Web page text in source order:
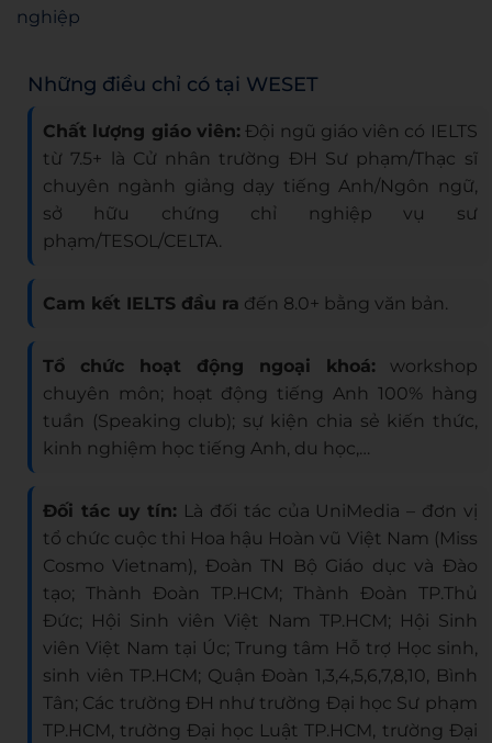
nghiệp
Những điều chỉ có tại WESET
Chất lượng giáo viên:Đội ngũ giáo viên có IELTS
từ 7.5+ là Cử nhân trường ĐH Sư phạm/Thạc sĩ
chuyên ngành giảng dạy tiếng Anh/Ngôn ngữ,
sở hữu chứng chỉ nghiệp vụ sư
phạm/TESOL/CELTA.
Cam kết IELTS đầu ra đến 8.0+ bằng văn bản.
Tổ chức hoạt động ngoại khoá:workshop
chuyên môn; hoạt động tiếng Anh 100% hàng
tuần (Speaking club); sự kiện chia sẻ kiến thức,
kinh nghiệm học tiếng Anh, du học,…
Đối tác uy tín: Là đối tác của UniMedia – đơn vị
tổ chức cuộc thi Hoa hậu Hoàn vũ Việt Nam (Miss
Cosmo Vietnam), Đoàn TN Bộ Giáo dục và Đào
tạo; Thành Đoàn TP.HCM; Thành Đoàn TP.Thủ
Đức; Hội Sinh viên Việt Nam TP.HCM; Hội Sinh
viên Việt Nam tại Úc; Trung tâm Hỗ trợ Học sinh,
sinh viên TP.HCM; Quận Đoàn 1,3,4,5,6,7,8,10, Bình
Tân; Các trường ĐH như trường Đại học Sư phạm
TP.HCM, trường Đại học Luật TP.HCM, trường Đại